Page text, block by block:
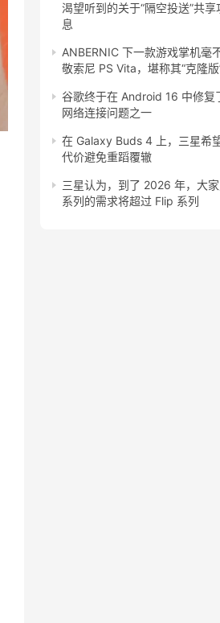
渴望听到的关于“隔空投送”共享
息
ANBERNIC 下一款游戏掌机毫
敬索尼 PS Vita，堪称其“克隆版
谷歌终于在 Android 16 中修复
网络连接问题之一
在 Galaxy Buds 4 上，三星希
代价避免重蹈覆辙
三星认为，到了 2026 年，大
系列的需求将超过 Flip 系列